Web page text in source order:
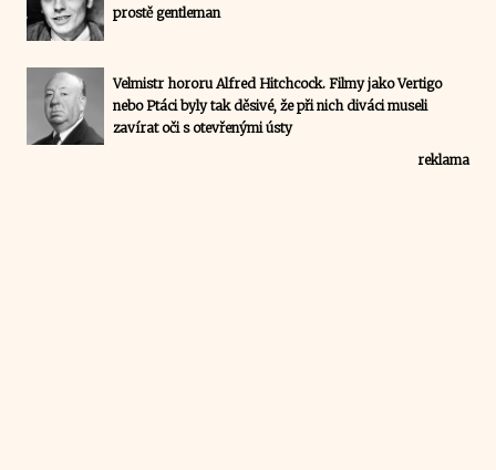
prostě gentleman
Velmistr hororu Alfred Hitchcock. Filmy jako Vertigo
nebo Ptáci byly tak děsivé, že při nich diváci museli
zavírat oči s otevřenými ústy
reklama